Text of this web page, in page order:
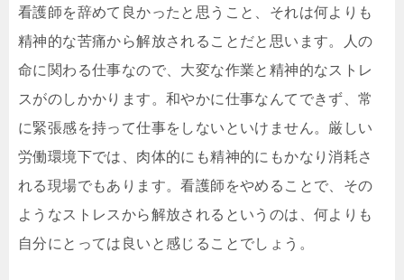
看護師を辞めて良かったと思うこと、それは何よりも
精神的な苦痛から解放されることだと思います。人の
命に関わる仕事なので、大変な作業と精神的なストレ
スがのしかかります。和やかに仕事なんてできず、常
に緊張感を持って仕事をしないといけません。厳しい
労働環境下では、肉体的にも精神的にもかなり消耗さ
れる現場でもあります。看護師をやめることで、その
ようなストレスから解放されるというのは、何よりも
自分にとっては良いと感じることでしょう。